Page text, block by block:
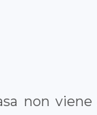
non